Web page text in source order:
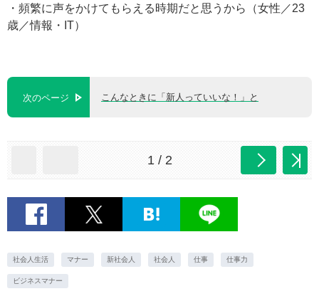
・頻繁に声をかけてもらえる時期だと思うから（女性／23
歳／情報・IT）
次のページ こんなときに「新人っていいな！」と
1 / 2
社会人生活 マナー 新社会人 社会人 仕事 仕事力
ビジネスマナー